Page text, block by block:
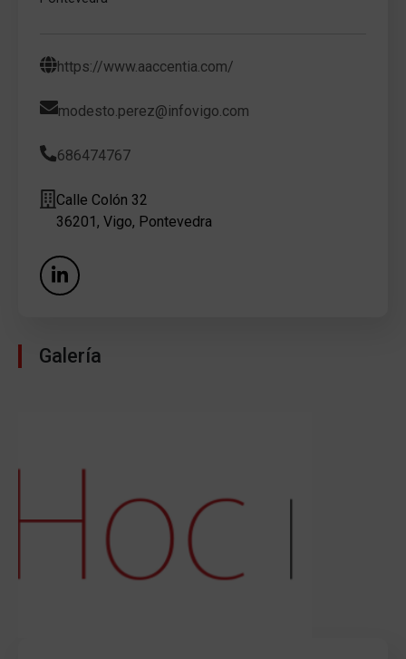
https://www.aaccentia.com/
modesto.perez@infovigo.com
686474767
Calle Colón 32
36201, Vigo, Pontevedra
Galería